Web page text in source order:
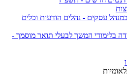
עסקים - נהלים הודעות וכלים
בלימודי המשך לבעלי תואר מוסמך -